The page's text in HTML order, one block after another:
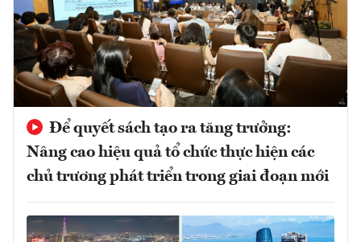
Để quyết sách tạo ra tăng trưởng:
Nâng cao hiệu quả tổ chức thực hiện các
chủ trương phát triển trong giai đoạn mới